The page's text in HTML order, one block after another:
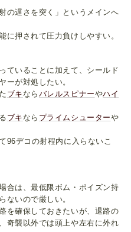
の遅さを突く」というメインへ
に押されて圧力負けしやすい。
ていることに加えて、シールド
ーが対処したい。
ブキ なら バレルスピナーやハイ
ブキ なら プライムシューターや
96デコの射程内に入らないこ
合は、最低限ボム・ポイズン持
ないので厳しい。
を確保しておきたいが、退路の
奇襲以外では頭上や左右に外れ